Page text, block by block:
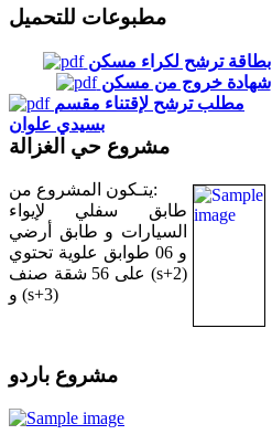
مطبوعات للتحميل
بطاقة ترشح لكراء مسكن
شهادة خروج من مسكن
مطلب ترشح لإقتناء مقسم
بسيدي علوان
مشروع حي الغزالة
يتـكون المشروع من:
طابق سفلي لإيواء
السيارات و طابق أرضي
و 06 طوابق علوية تحتوي
على 56 شقة صنف (s+2)
و (s+3)
مشروع باردو